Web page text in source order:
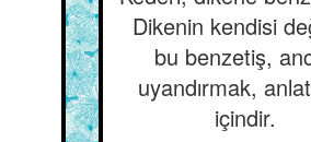
Dikenin kendisi
bu benzetiş,
uyandırmak,
içindir.